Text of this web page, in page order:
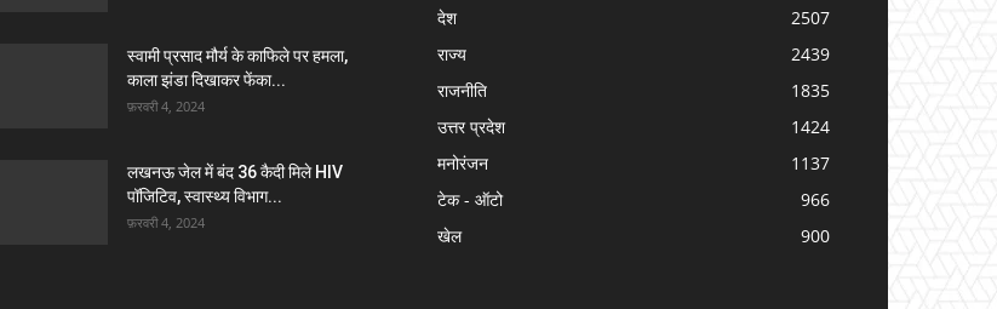
स्वामी प्रसाद मौर्य के काफिले पर हमला,
काला झंडा दिखाकर फेंका...
फ़रवरी 4, 2024
लखनऊ जेल में बंद 36 कैदी मिले HIV
पॉजिटिव, स्वास्थ्य विभाग...
फ़रवरी 4, 2024
देश
2507
राज्य
2439
राजनीति
1835
उत्तर प्रदेश
1424
मनोरंजन
1137
टेक - ऑटो
966
खेल
900